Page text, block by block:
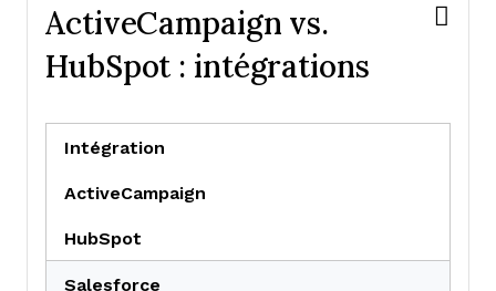
ActiveCampaign vs.
HubSpot : intégrations
Intégration
ActiveCampaign
HubSpot
Salesforce